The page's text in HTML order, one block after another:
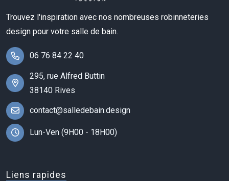
Trouvez l'inspiration avec nos nombreuses robinneteries
design pour votre salle de bain.
06 76 84 22 40
295, rue Alfred Buttin
38140 Rives
contact@salledebain.design
Lun-Ven (9H00 - 18H00)
Liens rapides